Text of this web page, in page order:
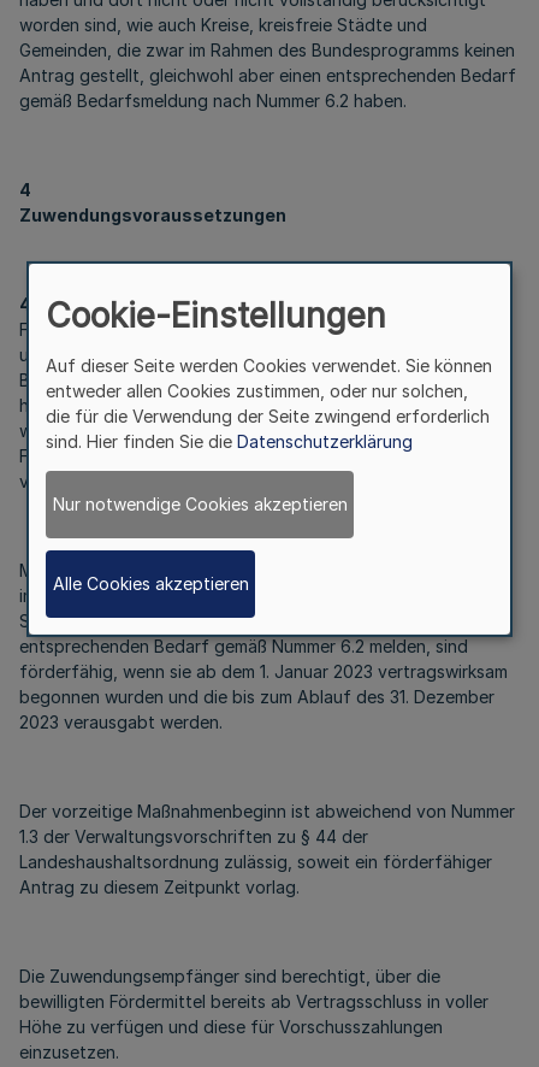
worden sind, wie auch Kreise, kreisfreie Städte und
Gemeinden, die zwar im Rahmen des Bundesprogramms keinen
Antrag gestellt, gleichwohl aber einen entsprechenden Bedarf
gemäß Bedarfsmeldung nach Nummer 6.2 haben.
4
Zuwendungsvoraussetzungen
4.1
Förderfähig sind Maßnahmen der Kreise, kreisfreien Städte
und Gemeinden, die Anträge im Rahmen des
Bundesprogramms „Sonderförderprogramm Sirenen“ gestellt
haben, die ab dem 1. Januar 2021 vertragswirksam begonnen
wurden und für die Zahlungen im Jahr 2023 fällig werden. Die
Fördermittel sind bis zum Ablauf des 31. Dezember 2023 zu
verausgaben.
Maßnahmen der Kreise, kreisfreien Städte und Gemeinden, die
im Rahmen des Bundesprogramms „Sonderförderprogramm
Sirenen“ keinen Antrag gestellt haben, aber einen
entsprechenden Bedarf gemäß Nummer 6.2 melden, sind
förderfähig, wenn sie ab dem 1. Januar 2023 vertragswirksam
begonnen wurden und die bis zum Ablauf des 31. Dezember
2023 verausgabt werden.
Der vorzeitige Maßnahmenbeginn ist abweichend von Nummer
1.3 der Verwaltungsvorschriften zu § 44 der
Landeshaushaltsordnung zulässig, soweit ein förderfähiger
Antrag zu diesem Zeitpunkt vorlag.
Die Zuwendungsempfänger sind berechtigt, über die
bewilligten Fördermittel bereits ab Vertragsschluss in voller
Höhe zu verfügen und diese für Vorschusszahlungen
einzusetzen.
Cookie-Einstellungen
Auf dieser Seite werden Cookies verwendet. Sie können
entweder allen Cookies zustimmen, oder nur solchen,
die für die Verwendung der Seite zwingend erforderlich
sind. Hier finden Sie die Datenschutzerklärung
Nur notwendige Cookies akzeptieren
Alle Cookies akzeptieren